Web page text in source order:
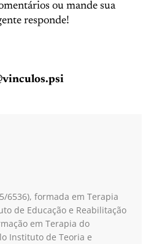
ou mande sua
responde!
6536), formada em Terapia
de Educação e Reabilitação
em Terapia do
Instituto de Teoria e